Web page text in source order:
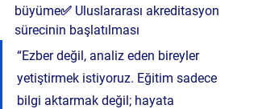
büyüme✅ Uluslararası akreditasyon
sürecinin başlatılması
“Ezber değil, analiz eden bireyler
yetiştirmek istiyoruz. Eğitim sadece
bilgi aktarmak değil; hayata